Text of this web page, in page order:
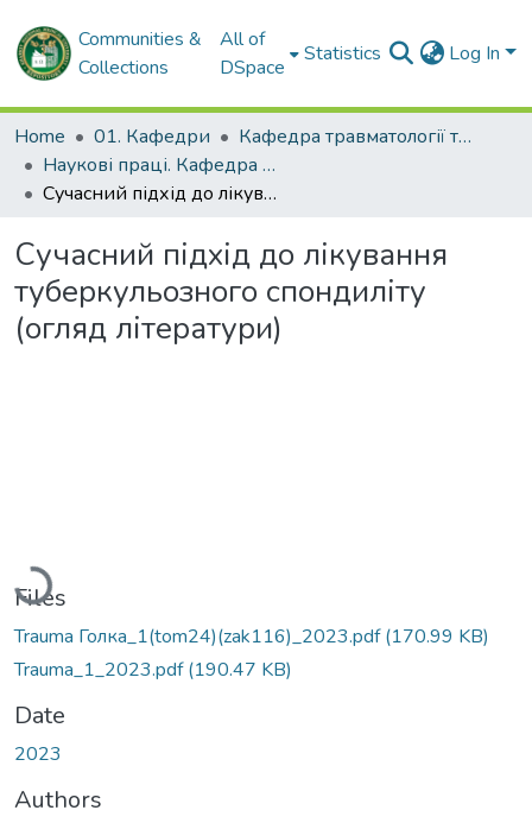
Communities &
Collections
All of
DSpace
Statistics Log In
Home 01. Кафедри
Кафедра травматології та ортопедії
Наукові праці. Кафедра травматології та ортопедії
Сучасний підхід до лікування туберкульозного спондиліту (огляд літератури)
Сучасний підхід до лікування
туберкульозного спондиліту
(огляд літератури)
Loading...
Files
Trauma Голка_1(tom24)(zak116)_2023.pdf(170.99 KB)
Trauma_1_2023.pdf(190.47 KB)
Date
2023
Authors